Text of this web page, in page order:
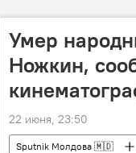
Умер
Ножкин,
22 июня, 23:50
Sputnik Молдова 🇲🇩